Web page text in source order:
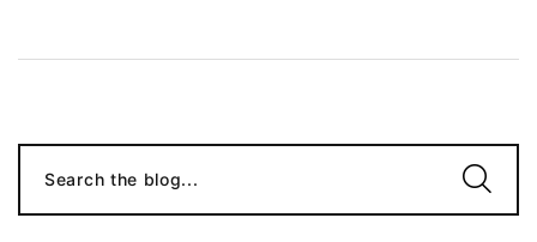
Search the blog...